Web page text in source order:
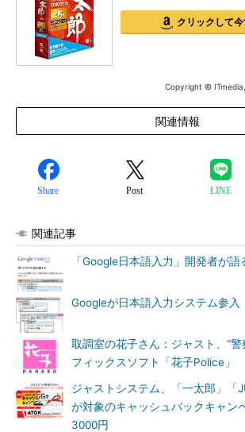
クリックして
Copyright ©
関連情報
Share Post LINE
関連記事
「Google日本語入力」開発者が
Googleが日本語入力システム参
取調室の花子さん：ジャスト、“警
フィックスソフト「花子Police」
ジャストシステム、「一太郎」「
が対象のキャッシュバックキャ
3000円